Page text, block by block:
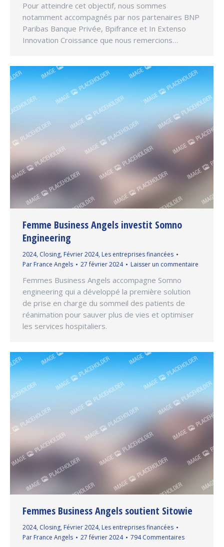
Pour atteindre cet objectif, nous sommes
notamment accompagnés par nos partenaires BNP
Paribas Banque Privée, Bpifrance et In Extenso
Innovation Croissance que nous remercions…
Femme Business Angels investit Somno
Engineering
2024, Closing, Février 2024, Les entreprises financées
Par France Angels 27 février 2024 Laisser un commentaire
Femmes Business Angels accompagne Somno
engineering qui a développé la première solution
de prise en charge du sommeil des patients de
réanimation pour sauver plus de vies et optimiser
les services hospitaliers.
Femmes Business Angels soutient Sitowie
2024, Closing, Février 2024, Les entreprises financées
Par France Angels 27 février 2024 794 Commentaires